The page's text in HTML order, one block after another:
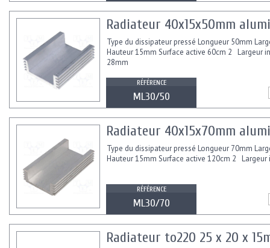
Radiateur 40x15x50mm
Type du dissipateur pressé Longueur 50mm
Hauteur 15mm Surface active 60cm 2 Largeur
28mm
RÉFÉRENCE
ML30/50
Radiateur 40x15x70mm
Type du dissipateur pressé Longueur 70mm
Hauteur 15mm Surface active 120cm 2 Largeur
RÉFÉRENCE
ML30/70
Radiateur to220 25 x 20 x